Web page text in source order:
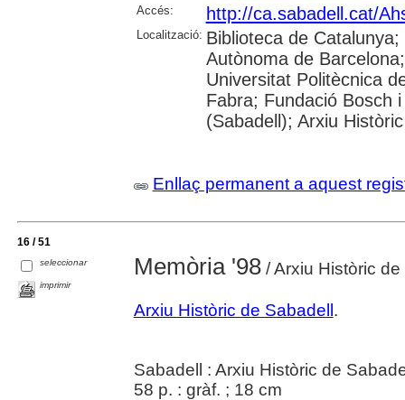
Accés: http://ca.sabadell.cat/
Localització: Biblioteca de
Autònoma de
Universitat Politècnica
Fabra; Fundació Bosch
(Sabadell); Arxiu
Enllaç permanent a aquest
16 / 51
seleccionar
imprimir
Memòria '98/ Arxiu Històric de
Arxiu Històric de Sabadell.
Sabadell : Arxiu Històric de
58 p. : gràf. ; 18 cm